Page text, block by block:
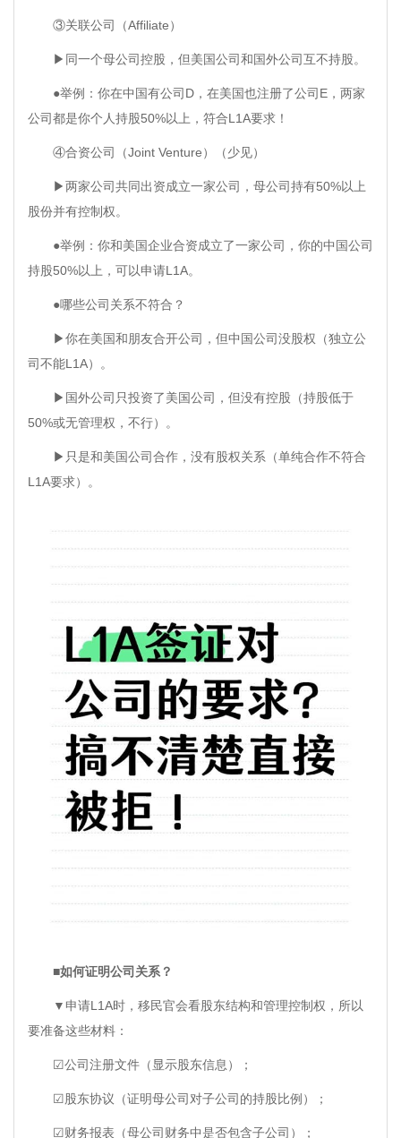
③关联公司（Affiliate）
▶同一个母公司控股，但美国公司和国外公司互不持股。
●举例：你在中国有公司D，在美国也注册了公司E，两家
公司都是你个人持股50%以上，符合L1A要求！
④合资公司（Joint Venture）（少见）
▶两家公司共同出资成立一家公司，母公司持有50%以上
股份并有控制权。
●举例：你和美国企业合资成立了一家公司，你的中国公司
持股50%以上，可以申请L1A。
●哪些公司关系不符合？
▶你在美国和朋友合开公司，但中国公司没股权（独立公
司不能L1A）。
▶国外公司只投资了美国公司，但没有控股（持股低于
50%或无管理权，不行）。
▶只是和美国公司合作，没有股权关系（单纯合作不符合
L1A要求）。
■如何证明公司关系？
▼申请L1A时，移民官会看股东结构和管理控制权，所以
要准备这些材料：
☑公司注册文件（显示股东信息）；
☑股东协议（证明母公司对子公司的持股比例）；
☑财务报表（母公司财务中是否包含子公司）；